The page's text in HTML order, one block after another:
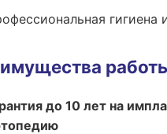
гигиена
до 10 лет на